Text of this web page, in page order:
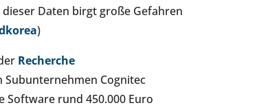
Daten birgt große Gefahren
)
Recherche
Subunternehmen Cognitec
Software rund 450.000 Euro